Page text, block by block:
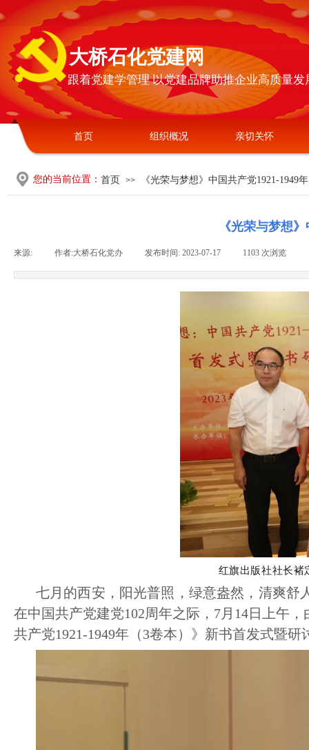
首页 组织概况 亲切关怀
大桥石化党建网
跟着党建学管理 以党建品牌助推企业高质量发
首页 >> 《光荣与梦想》中国共产党1921-1949
您的当前位置：
《光荣与梦想
来源: 作者:大桥石化党办 发布时间: 2023-07-17 1103 次浏览
红旗出版社社长褚
七月的西安，阳光普照，绿意盎然，清爽舒
在中国共产党建党102周年之际，7月14日上午
共产党1921-1949年（3卷本）》新书首发式暨